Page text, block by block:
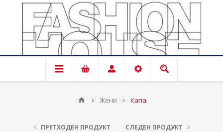
Жени Капа
ПРЕТХОДЕН ПРОДУКТ СЛЕДЕН ПРОДУКТ